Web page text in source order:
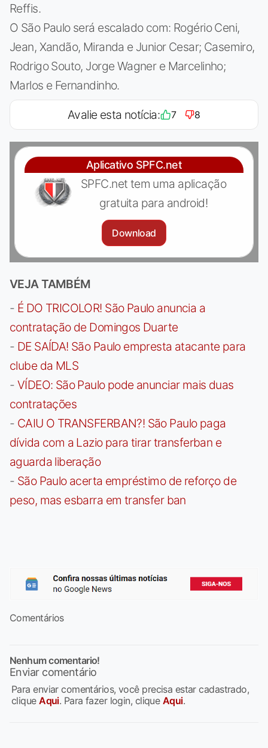
Reffis.
O São Paulo será escalado com: Rogério Ceni,
Jean, Xandão, Miranda e Junior Cesar; Casemiro,
Rodrigo Souto, Jorge Wagner e Marcelinho;
Marlos e Fernandinho.
Avalie esta notícia: 7 8
Aplicativo SPFC.net
SPFC.net tem uma aplicação
gratuita para android!
Download
VEJA TAMBÉM
- É DO TRICOLOR! São Paulo anuncia a
contratação de Domingos Duarte
- DE SAÍDA! São Paulo empresta atacante para
clube da MLS
- VÍDEO: São Paulo pode anunciar mais duas
contratações
- CAIU O TRANSFERBAN?! São Paulo paga
dívida com a Lazio para tirar transferban e
aguarda liberação
- São Paulo acerta empréstimo de reforço de
peso, mas esbarra em transfer ban
Comentários
Nenhum comentario!
Enviar comentário
Para enviar comentários, você precisa estar cadastrado,
cliqueAqui. Para fazer login, clique Aqui.